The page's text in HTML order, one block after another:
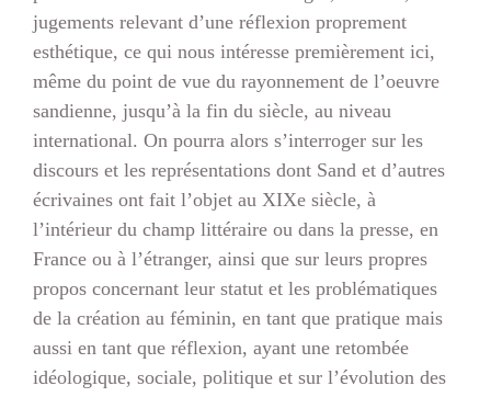
jugements relevant d’une réflexion proprement
esthétique, ce qui nous intéresse premièrement ici,
même du point de vue du rayonnement de l’oeuvre
sandienne, jusqu’à la fin du siècle, au niveau
international. On pourra alors s’interroger sur les
discours et les représentations dont Sand et d’autres
écrivaines ont fait l’objet au XIXe siècle, à
l’intérieur du champ littéraire ou dans la presse, en
France ou à l’étranger, ainsi que sur leurs propres
propos concernant leur statut et les problématiques
de la création au féminin, en tant que pratique mais
aussi en tant que réflexion, ayant une retombée
idéologique, sociale, politique et sur l’évolution des